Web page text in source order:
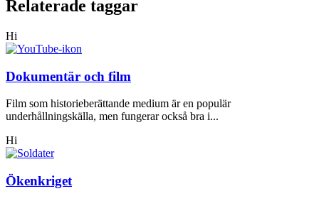
Relaterade taggar
Hi
Dokumentär och film
Film som historieberättande medium är en populär
underhållningskälla, men fungerar också bra i...
Hi
Ökenkriget